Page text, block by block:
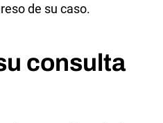
de su caso.
consulta